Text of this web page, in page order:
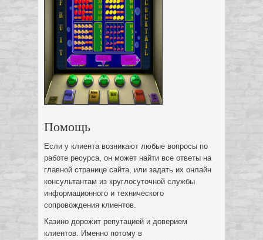
Помощь
Если у клиента возникают любые вопросы по
работе ресурса, он может найти все ответы на
главной странице сайта, или задать их онлайн
консультантам из круглосуточной службы
информационного и технического
сопровождения клиентов.
Казино дорожит репутацией и доверием
клиентов. Именно потому в